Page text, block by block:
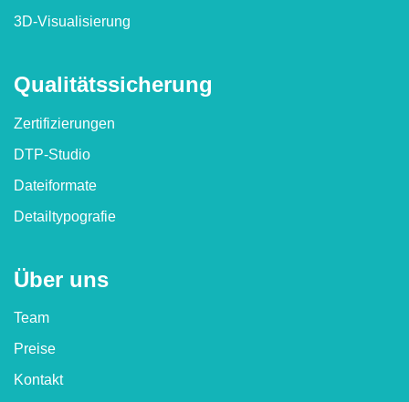
3D-Visualisierung
Qualitäts­sicherung
Zertifizierungen
DTP-Studio
Dateiformate
Detailtypografie
Über uns
Team
Preise
Kontakt